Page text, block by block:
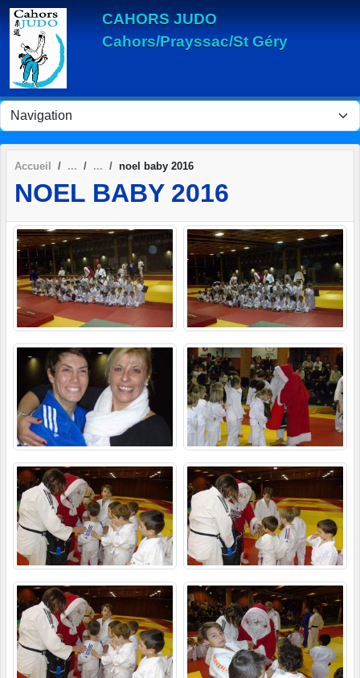
CAHORS JUDO
Cahors/Prayssac/St Géry
Accueil noel baby 2016
NOEL BABY 2016
Panneau de gestion des cookies